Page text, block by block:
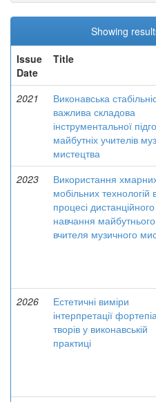
Showing
Issue
Date
Title
2021
Виконавська
важлива складова
інструментальної
майбутніх учителів
мистецтва
2023
Використання
мобільних технологій
процесі дистанційного
навчання майбутнього
вчителя музичного
2026
Естетичні виміри
інтерпретації
творів у виконавській
практиці